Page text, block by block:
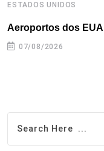
ESTADOS UNIDOS
Aeroportos dos
07/08/2026